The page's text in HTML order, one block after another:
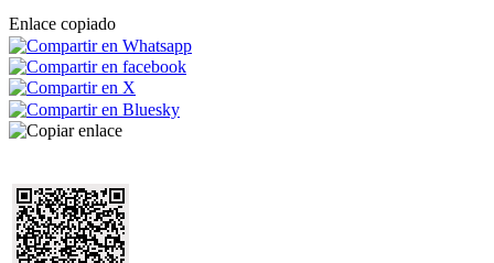
Enlace copiado